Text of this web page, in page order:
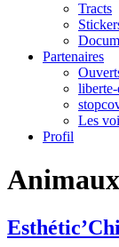
Tracts
Partenaires
Les
Profil
Animaux